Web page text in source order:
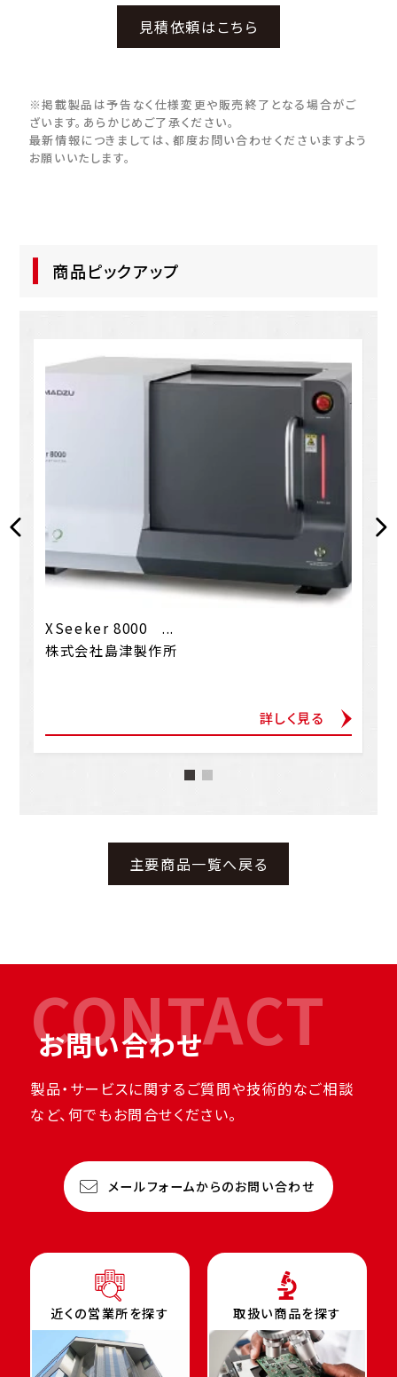
見積依頼はこちら
※掲載製品は予告なく仕様変更や販売終了となる場合がご
ざいます。あらかじめご了承ください。
最新情報につきましては、都度お問い合わせくださいますよう
お願いいたします。
商品ピックアップ
XSeeker 8000 ...
株式会社島津製作所
詳しく見る
主要商品一覧へ戻る
CONTACT
お問い合わせ
製品・サービスに関するご質問や技術的なご相談
など、何でもお問合せください。
メールフォームからのお問い合わせ
近くの営業所を探す 取扱い商品を探す